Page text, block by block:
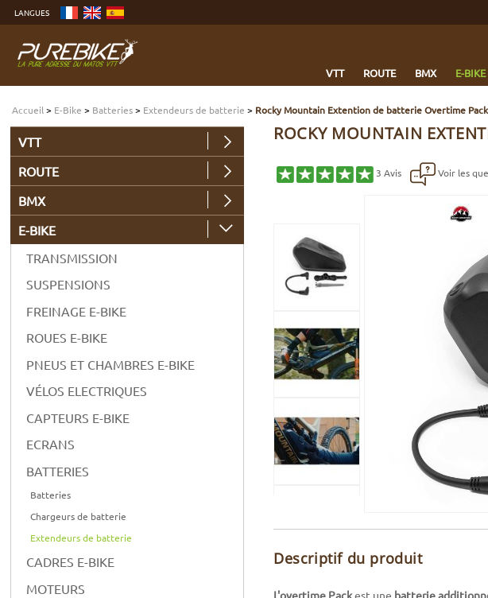
contenu
menu
Aller
LANGUES
VTT ROUTE BMX E-BIKE
Accueil > E-Bike > Batteries> Extendeurs de batterie > Rocky Mountain Extention de batterie Overtime
ROCKY MOUNTAIN
3 Avis Voir les
Descriptif du produit
L'overtime Packest une batterie
VTT
ROUTE
BMX
E-BIKE
TRANSMISSION
SUSPENSIONS
FREINAGE E-BIKE
ROUES E-BIKE
PNEUS ET CHAMBRES E-BIKE
VÉLOS ELECTRIQUES
CAPTEURS E-BIKE
ECRANS
BATTERIES
Batteries
Chargeurs de batterie
Extendeurs de batterie
CADRES E-BIKE
MOTEURS